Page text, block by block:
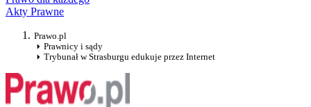
Akty Prawne
Prawo.pl
Prawnicy i sądy
Trybunał w Strasburgu edukuje przez Internet